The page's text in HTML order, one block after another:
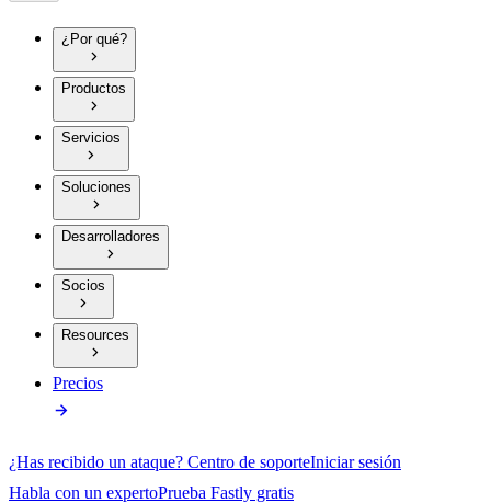
¿Por qué?
Productos
Servicios
Soluciones
Desarrolladores
Socios
Resources
Precios
¿Has recibido un ataque? Centro de soporteIniciar sesión
Habla con un expertoPrueba Fastly gratis